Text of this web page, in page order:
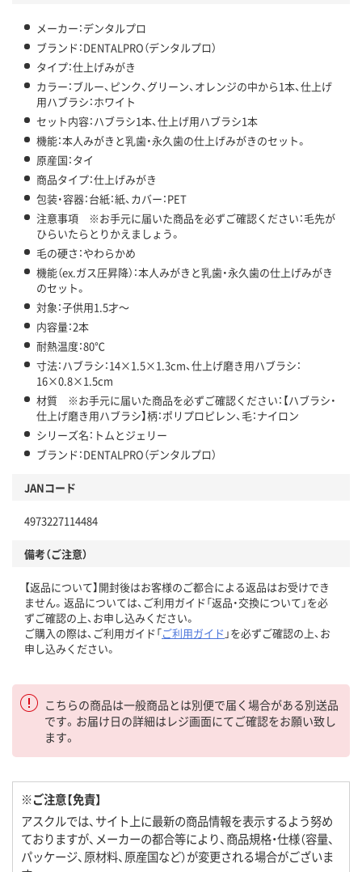
メーカー：デンタルプロ
ブランド：DENTALPRO（デンタルプロ）
タイプ：仕上げみがき
カラー：ブルー、ピンク、グリーン、オレンジの中から1本、仕上げ
用ハブラシ：ホワイト
セット内容：ハブラシ1本、仕上げ用ハブラシ1本
機能：本人みがきと乳歯・永久歯の仕上げみがきのセット。
原産国：タイ
商品タイプ：仕上げみがき
包装・容器：台紙：紙、カバー：PET
注意事項 ※お手元に届いた商品を必ずご確認ください：毛先が
ひらいたらとりかえましょう。
毛の硬さ：やわらかめ
機能（ex.ガス圧昇降）：本人みがきと乳歯・永久歯の仕上げみがき
のセット。
対象：子供用1.5才～
内容量：2本
耐熱温度：80℃
寸法：ハブラシ：14×1.5×1.3cm、仕上げ磨き用ハブラシ：
16×0.8×1.5cm
材質 ※お手元に届いた商品を必ずご確認ください：【ハブラシ・
仕上げ磨き用ハブラシ】柄：ポリプロピレン、毛：ナイロン
シリーズ名：トムとジェリー
ブランド：DENTALPRO（デンタルプロ）
JANコード
4973227114484
備考（ご注意）
【返品について】開封後はお客様のご都合による返品はお受けでき
ません。返品については、ご利用ガイド「返品・交換について」を必
ずご確認の上、お申し込みください。
ご購入の際は、ご利用ガイド「ご利用ガイド 」を必ずご確認の上、お
申し込みください。
こちらの商品は一般商品とは別便で届く場合がある別送品
です。お届け日の詳細はレジ画面にてご確認をお願い致し
ます。
※ご注意【免責】
アスクルでは、サイト上に最新の商品情報を表示するよう努め
ておりますが、メーカーの都合等により、商品規格・仕様（容量、
パッケージ、原材料、原産国など）が変更される場合がございま